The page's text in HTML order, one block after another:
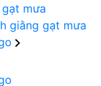
mưa
giằng gạt mưa